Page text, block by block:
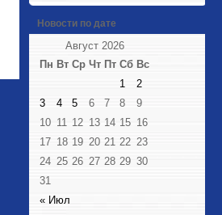
Новости по дате
Август 2026
Пн Вт Ср Чт Пт Сб Вс
« Июл
1
2
3
4 5 6 7 8
9
10 11 12 13 14 15 16
17 18 19 20 21 22 23
24 25 26 27 28 29 30
31